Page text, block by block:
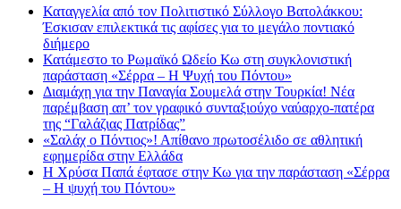
Καταγγελία από τον Πολιτιστικό Σύλλογο Βατολάκκου:
Έσκισαν επιλεκτικά τις αφίσες για το μεγάλο ποντιακό
διήμερο
Κατάμεστο το Ρωμαϊκό Ωδείο Κω στη συγκλονιστική
παράσταση «Σέρρα – Η Ψυχή του Πόντου»
Διαμάχη για την Παναγία Σουμελά στην Τουρκία! Νέα
παρέμβαση απ’ τον γραφικό συνταξιούχο ναύαρχο-πατέρα
της “Γαλάζιας Πατρίδας”
«Σαλάχ ο Πόντιος»! Απίθανο πρωτοσέλιδο σε αθλητική
εφημερίδα στην Ελλάδα
Η Χρύσα Παπά έφτασε στην Κω για την παράσταση «Σέρρα
– Η ψυχή του Πόντου»